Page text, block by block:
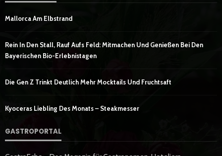
Mallorca Am Elbstrand
Rein In Den Stall, Rauf Aufs Feld: Mitmachen Und Genießen Bei Den
Bayerischen Bio-Erlebnistagen
Die Gen Z Trinkt Deutlich Mehr Mocktails Und Fruchtsaft
Kyoceras Liebling Des Monats – Steakmesser
GASTROPORTAL